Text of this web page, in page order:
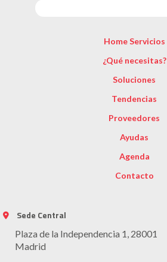
Home Servicios
¿Qué necesitas?
Soluciones
Tendencias
Proveedores
Ayudas
Agenda
Contacto
Sede Central
Plaza de la Independencia 1, 28001
Madrid